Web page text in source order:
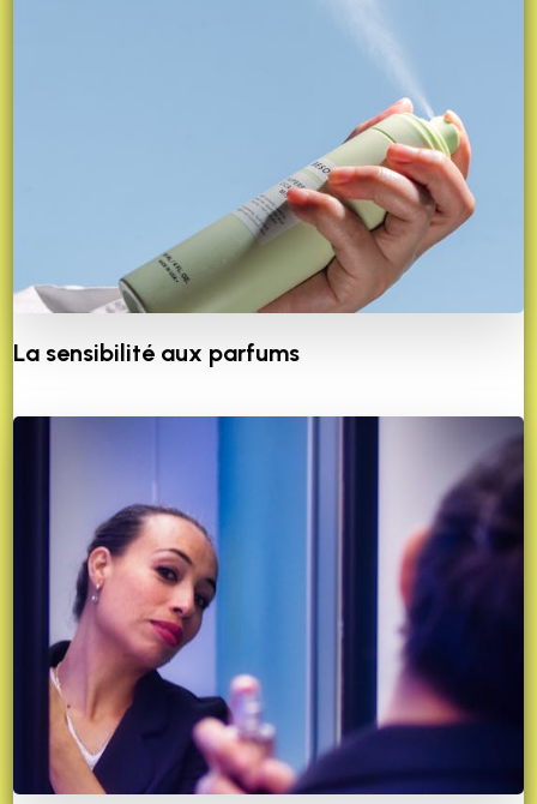
La sensibilité aux parfums